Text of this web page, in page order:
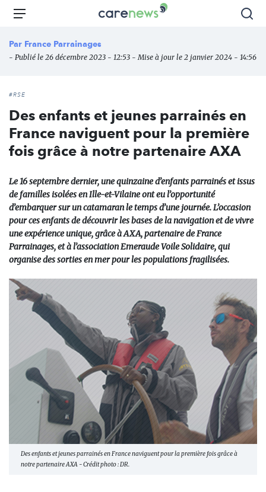
Aller
principal
Carenews,
des
Menu
Par France Parrainages
- Publié le 26 décembre 2023 - 12:53 - Mise à jour le 2 janvier 2024 - 14:56
#RSE
Des enfants et jeunes parrainés en
France naviguent pour la première
fois grâce à notre partenaire AXA
Le 16 septembre dernier, une quinzaine d’enfants parrainés et issus
de familles isolées en Ille-et-Vilaine ont eu l’opportunité
d’embarquer sur un catamaran le temps d’une journée. L’occasion
pour ces enfants de découvrir les bases de la navigation et de vivre
une expérience unique, grâce à AXA, partenaire de France
Parrainages, et à l’association Emeraude Voile Solidaire, qui
organise des sorties en mer pour les populations fragilisées.
Des enfants et jeunes parrainés en France naviguent pour la première fois grâce à
notre partenaire AXA - Crédit photo : DR.